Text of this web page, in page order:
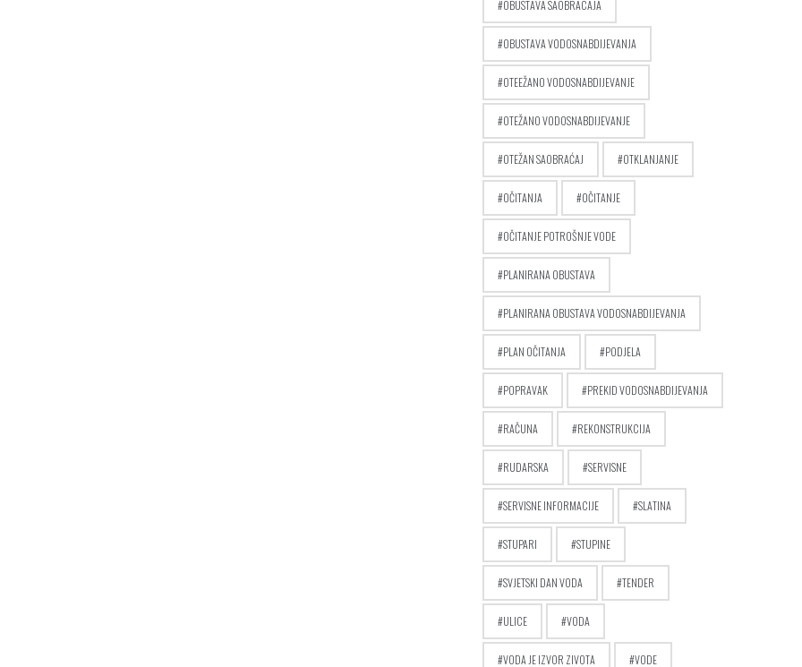
OBUSTAVA SAOBRACAJA
OBUSTAVA VODOSNABDIJEVANJA
OTEEŽANO VODOSNABDIJEVANJE
OTEŽANO VODOSNABDIJEVANJE
OTEŽAN SAOBRAĆAJ OTKLANJANJE
OČITANJA OČITANJE
OČITANJE POTROŠNJE VODE
PLANIRANA OBUSTAVA
PLANIRANA OBUSTAVA VODOSNABDIJEVANJA
PLAN OČITANJA PODJELA
POPRAVAK PREKID VODOSNABDIJEVANJA
RAČUNA REKONSTRUKCIJA
RUDARSKA SERVISNE
SERVISNE INFORMACIJE SLATINA
STUPARI STUPINE
SVJETSKI DAN VODA TENDER
ULICE VODA
VODA JE IZVOR ZIVOTA VODE